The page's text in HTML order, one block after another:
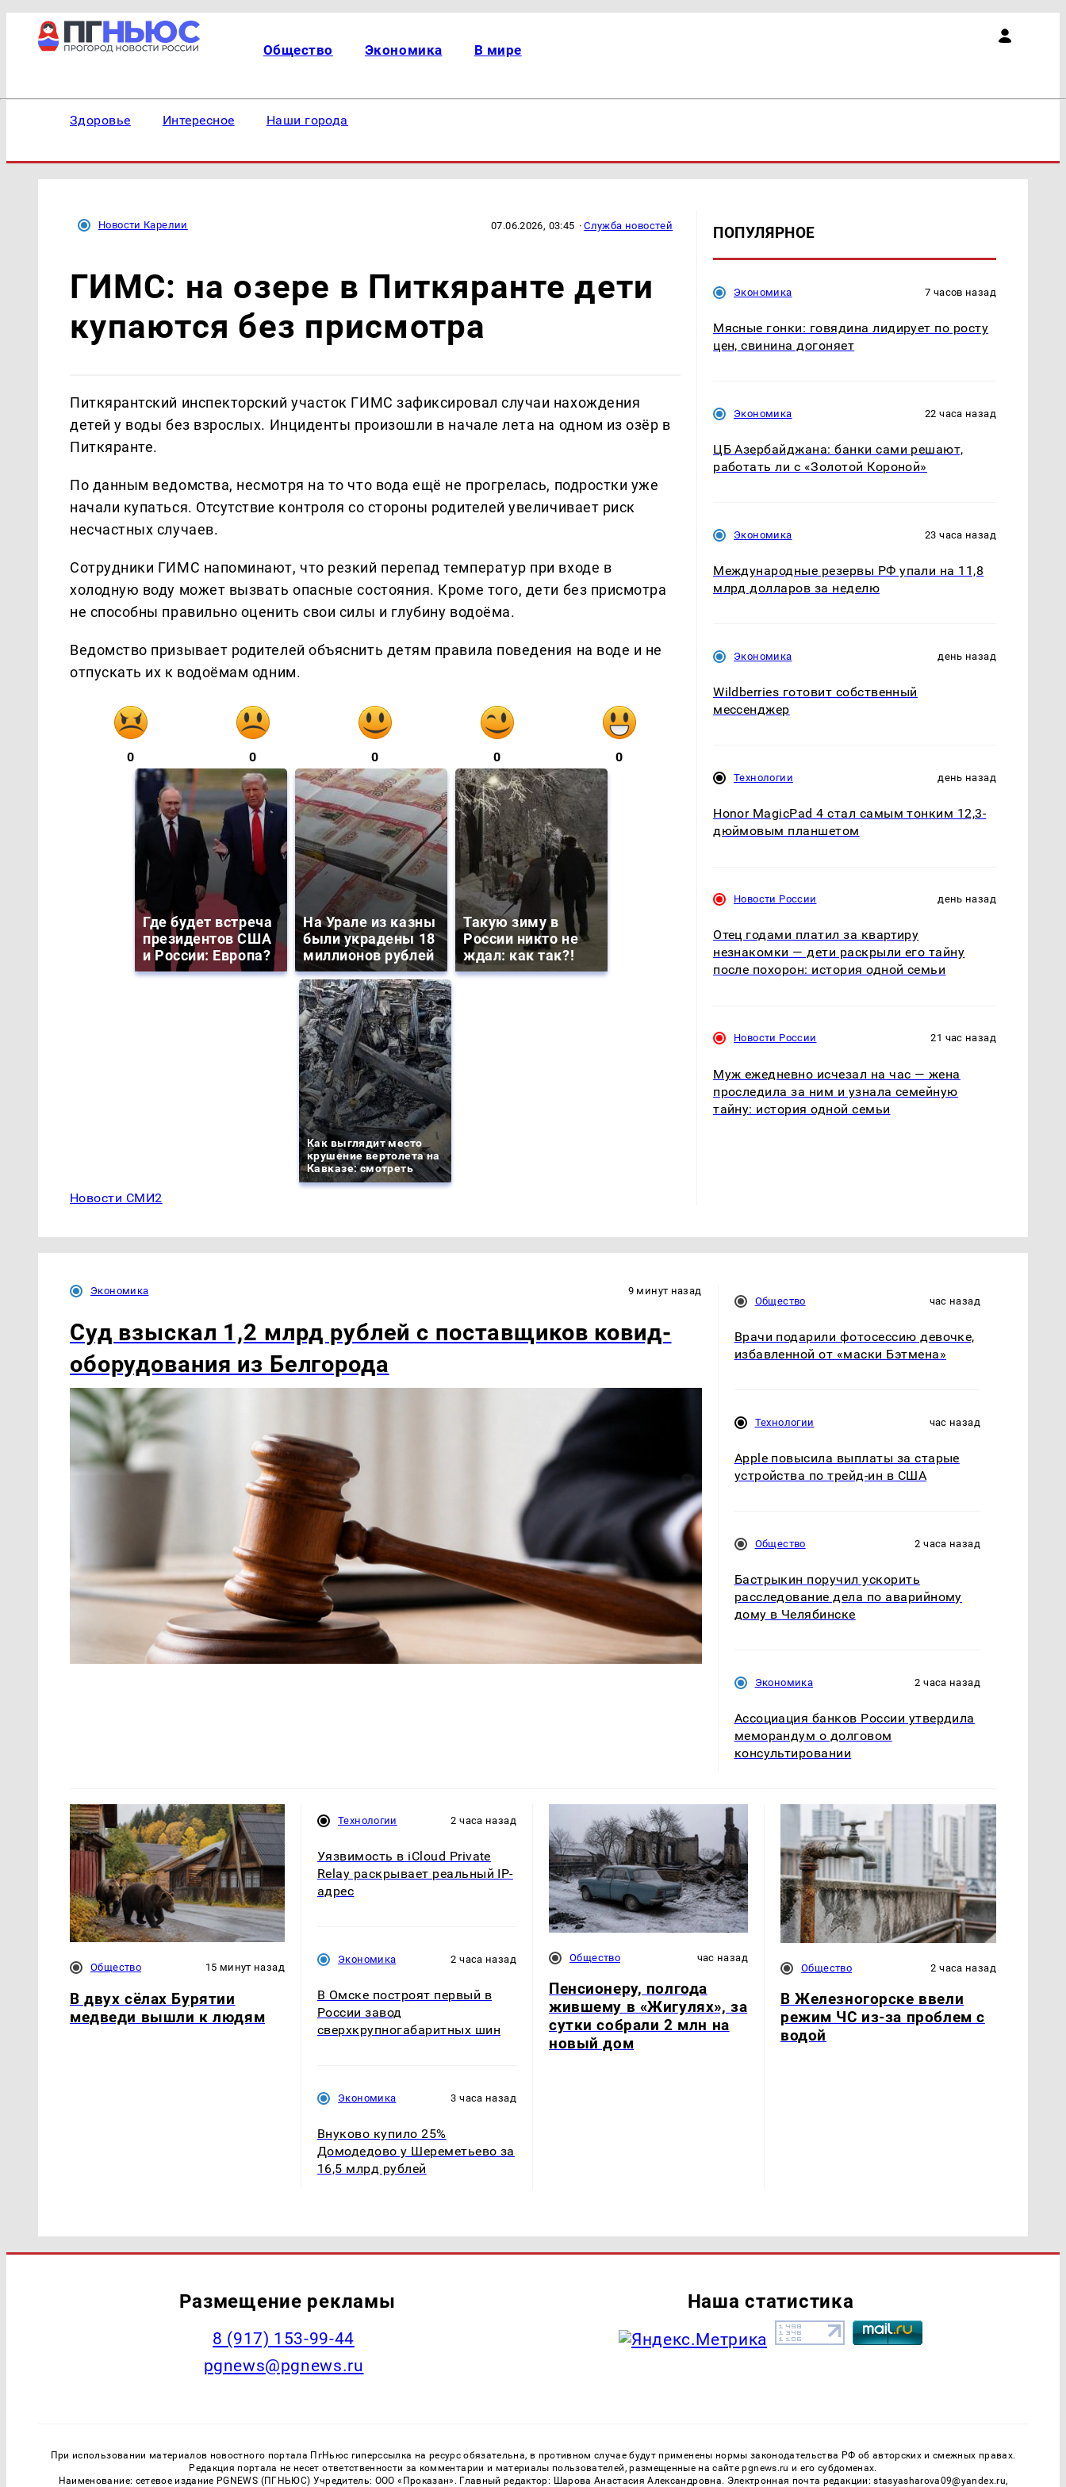
Общество Экономика В мире
Здоровье Интересное Наши города
Новости Карелии 07.06.2026, 03:45 ·Служба новостей
ГИМС: на озере в Питкяранте дети
купаются без присмотра
Питкярантский инспекторский участок ГИМС зафиксировал случаи нахождения
детей у воды без взрослых. Инциденты произошли в начале лета на одном из озёр в
Питкяранте.
По данным ведомства, несмотря на то что вода ещё не прогрелась, подростки уже
начали купаться. Отсутствие контроля со стороны родителей увеличивает риск
несчастных случаев.
Сотрудники ГИМС напоминают, что резкий перепад температур при входе в
холодную воду может вызвать опасные состояния. Кроме того, дети без присмотра
не способны правильно оценить свои силы и глубину водоёма.
Ведомство призывает родителей объяснить детям правила поведения на воде и не
отпускать их к водоёмам одним.
0 0 0 0 0
Где будет встреча
президентов США
и России: Европа?
На Урале из казны
были украдены 18
миллионов рублей
Такую зиму в
России никто не
ждал: как так?!
Как выглядит место
крушение вертолета на
Кавказе: смотреть
Новости СМИ2
ПОПУЛЯРНОЕ
Экономика 7 часов назад
Мясные гонки: говядина лидирует по росту
цен, свинина догоняет
Экономика 22 часа назад
ЦБ Азербайджана: банки сами решают,
работать ли с «Золотой Короной»
Экономика 23 часа назад
Международные резервы РФ упали на 11,8
млрд долларов за неделю
Экономика день назад
Wildberries готовит собственный
мессенджер
Технологии день назад
Honor MagicPad 4 стал самым тонким 12,3-
дюймовым планшетом
Новости России день назад
Отец годами платил за квартиру
незнакомки — дети раскрыли его тайну
после похорон: история одной семьи
Новости России 21 час назад
Муж ежедневно исчезал на час — жена
проследила за ним и узнала семейную
тайну: история одной семьи
Экономика 9 минут назад
Суд взыскал 1,2 млрд рублей с поставщиков ковид-
оборудования из Белгорода
Общество час назад
Врачи подарили фотосессию девочке,
избавленной от «маски Бэтмена»
Технологии час назад
Apple повысила выплаты за старые
устройства по трейд-ин в США
Общество 2 часа назад
Бастрыкин поручил ускорить
расследование дела по аварийному
дому в Челябинске
Экономика 2 часа назад
Ассоциация банков России утвердила
меморандум о долговом
консультировании
Общество 15 минут назад
В двух сёлах Бурятии
медведи вышли к людям
Технологии 2 часа назад
Уязвимость в iCloud Private
Relay раскрывает реальный IP-
адрес
Экономика 2 часа назад
В Омске построят первый в
России завод
сверхкрупногабаритных шин
Экономика 3 часа назад
Внуково купило 25%
Домодедово у Шереметьево за
16,5 млрд рублей
Общество час назад
Пенсионеру, полгода
жившему в «Жигулях», за
сутки собрали 2 млн на
новый дом
Общество 2 часа назад
В Железногорске ввели
режим ЧС из-за проблем с
водой
Размещение рекламы
‭8 (917) 153-99-44
pgnews@pgnews.ru
Наша статистика
При использовании материалов новостного портала ПгНьюс гиперссылка на ресурс обязательна, в противном случае будут применены нормы законодательства РФ об авторских и смежных правах.
Редакция портала не несет ответственности за комментарии и материалы пользователей, размещенные на сайте pgnews.ru и его субдоменах.
Наименование: сетевое издание PGNEWS (ПГНЬЮС) Учредитель: ООО «Проказан». Главный редактор: Шарова Анастасия Александровна. Электронная почта редакции: stasyasharova09@yandex.ru,